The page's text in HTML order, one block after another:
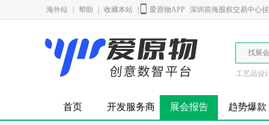
海外站 帮助 收藏本站 爱原物APP 深圳前海股权交易中心
找展
工艺品设
首页 开发服务商 展会报告 趋势爆款